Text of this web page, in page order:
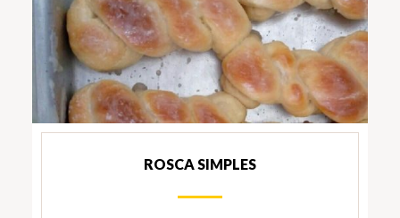
ROSCA SIMPLES